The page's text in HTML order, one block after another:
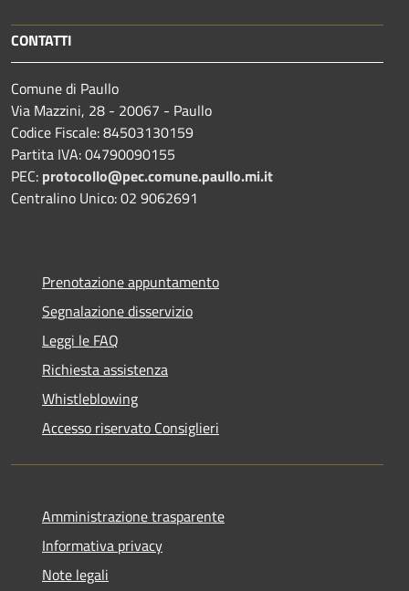
CONTATTI
Comune di Paullo
Via Mazzini, 28 - 20067 - Paullo
Codice Fiscale: 84503130159
Partita IVA: 04790090155
PEC: protocollo@pec.comune.paullo.mi.it
Centralino Unico: 02 9062691
Prenotazione appuntamento
Segnalazione disservizio
Leggi le FAQ
Richiesta assistenza
Whistleblowing
Accesso riservato Consiglieri
Amministrazione trasparente
Informativa privacy
Note legali